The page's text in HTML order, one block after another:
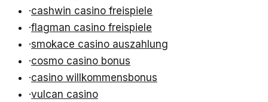
·cashwin casino freispiele
·flagman casino freispiele
·smokace casino auszahlung
·cosmo casino bonus
·casino willkommensbonus
·vulcan casino